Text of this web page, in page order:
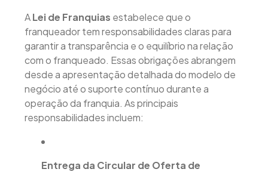
ALei de Franquias estabelece que o
franqueador tem responsabilidades claras para
garantir a transparência e o equilíbrio na relação
com o franqueado. Essas obrigações abrangem
desde a apresentação detalhada do modelo de
negócio até o suporte contínuo durante a
operação da franquia. As principais
responsabilidades incluem:
Entrega da Circular de Oferta de